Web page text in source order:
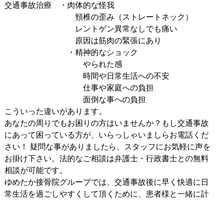
交通事故治療 ・肉体的な怪我
頸椎の歪み（ストレートネック）
レントゲン異常なしでも痛い
原因は筋肉の緊張にあり
・精神的なショック
やられた感
時間や日常生活への不安
仕事や家庭への負担
面倒な事への負担
こういった違いがあります。
あなたの周りでもお困りの方はいませんか？もし交通事故
にあって困っている方が、いらっしゃいましらお電話くだ
さい！ 疑問な事がありましたら、スタッフにお気軽に声を
お掛け下さい。法的なご相談は弁護士・行政書士との無料
相談が可能です。
ゆめたか接骨院グループでは、交通事故後に早く快適に日
常生活を過ごしやすくして頂くために、患者様と一緒に計